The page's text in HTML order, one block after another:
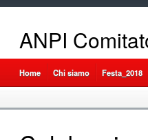
ANPI
Home Chi siamo Festa_2018